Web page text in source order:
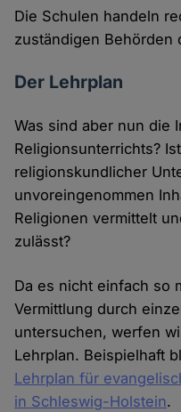
Die Schulen handeln
zuständigen Behörden
Der Lehrplan
Was sind aber nun die
Religionsunterrichts?
religionskundlicher
unvoreingenommen
Religionen vermittelt
zulässt?
Da es nicht einfach so
Vermittlung durch
untersuchen, werfen
Lehrplan. Beispielhaft
Lehrplan für
in Schleswig-Holstein.